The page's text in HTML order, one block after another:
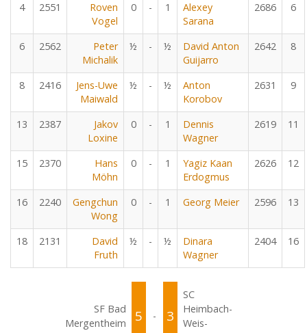
4 2551
Roven
Vogel
0 - 1
Alexey
Sarana
2686 6
6 2562
Peter
Michalik
½ - ½
David Anton
Guijarro
2642 8
8 2416
Jens-Uwe
Maiwald
½ - ½
Anton
Korobov
2631 9
13 2387
Jakov
Loxine
0 - 1
Dennis
Wagner
2619 11
15 2370
Hans
Möhn
0 - 1
Yagiz Kaan
Erdogmus
2626 12
16 2240
Gengchun
Wong
0 - 1 Georg Meier 2596 13
18 2131
David
Fruth
½ - ½
Dinara
Wagner
2404 16
SF Bad
Mergentheim
5 - 3
SC
Heimbach-
Weis-